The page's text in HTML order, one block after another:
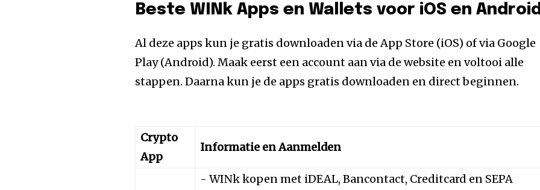
Beste WINk Apps en Wallets voor iOS en Android
Al deze apps kun je gratis downloaden via de App Store (iOS) of via Google
Play (Android). Maak eerst een account aan via de website en voltooi alle
stappen. Daarna kun je de apps gratis downloaden en direct beginnen.
Crypto
App
Informatie en Aanmelden
- WINk kopen met iDEAL, Bancontact, Creditcard en SEPA